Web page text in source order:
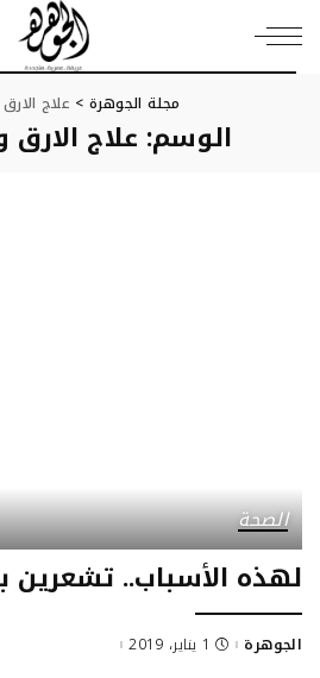
مجلة الجوهرة > علاج
الوسم: علاج
الصحة
لهذه الأسباب.. تشعرين
Posted
الجوهرة 1 يناير، 2019